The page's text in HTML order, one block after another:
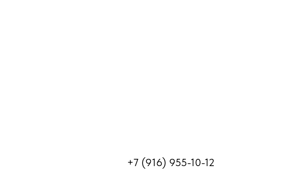
+7 (916) 955-10-12